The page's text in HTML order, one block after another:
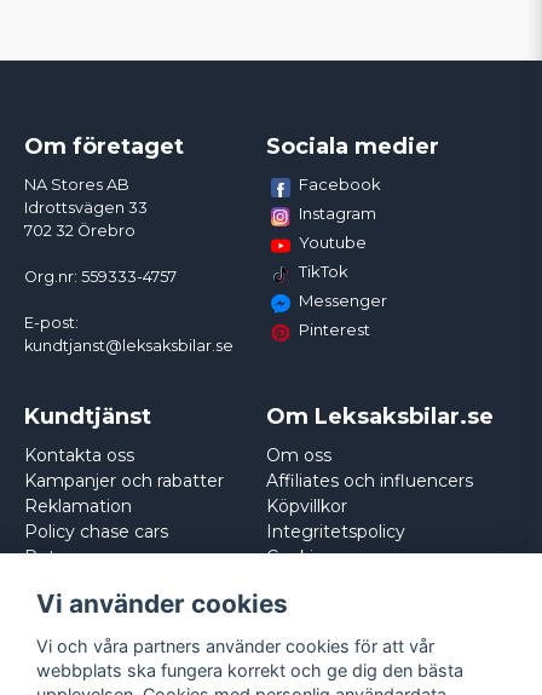
Om företaget
NA Stores AB
Idrottsvägen 33
702 32 Örebro
Org.nr: 559333-4757
E-post:
kundtjanst@leksaksbilar.se
Sociala medier
Facebook
Instagram
Youtube
TikTok
Messenger
Pinterest
Kundtjänst
Kontakta oss
Kampanjer och rabatter
Reklamation
Policy chase cars
Returnera
Om Leksaksbilar.se
Om oss
Affiliates och influencers
Köpvillkor
Integritetspolicy
Cookies
Vi använder cookies
Vi och våra partners använder cookies för att vår
webbplats ska fungera korrekt och ge dig den bästa